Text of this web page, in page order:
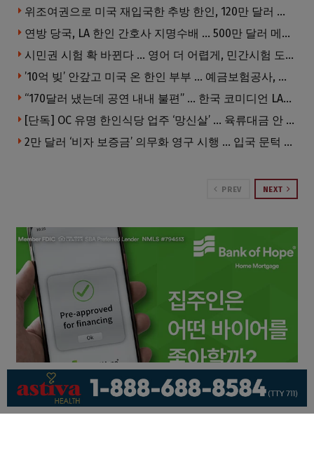
위조여권으로 미국 재입국한 추방 한인, 120만 달러 은행 사기 행각
연방 당국, LA 한인 간호사 지명수배 … 500만 달러 메디캐어 사기, 선고 직전 한국 도주
시민권 시험 확 바뀐다 … 영어 더 어렵게, 민간시험 도입 추진
’10억 빚’ 안갚고 미국 온 한인 부부 … 예금보험공사, 미국서 소송
“170달러 냈는데 공연 내내 불편” … 한국 코미디언 LA공연, 음향 불량에 외모 비하 개그 논란
[단독] OC 유명 한인식당 업주 ‘망신살’ … 육류대금 안 갚자 식당서 공개추심
2만 달러 ‘비자 보증금’ 의무화 영구 시행 … 입국 문턱 더 높아진다.
PREV NEXT